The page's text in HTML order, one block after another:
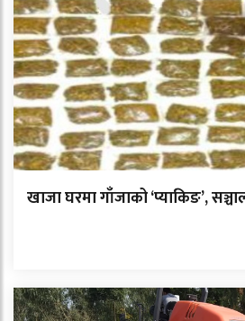
खाजा घरमा गाँजाको ‘प्याकिङ’,